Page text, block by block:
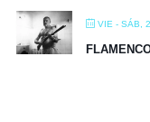
VIE - SÁB,